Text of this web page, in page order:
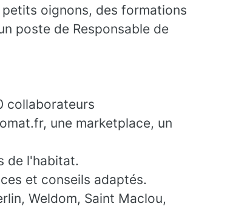
oignons, des formations
poste de Responsable de
collaborateurs
une marketplace, un
de l'habitat.
et conseils adaptés.
Weldom, Saint Maclou,